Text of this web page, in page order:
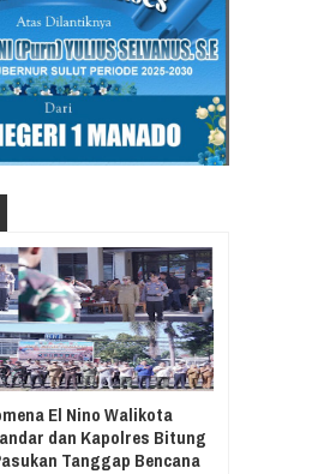
El Nino Walikota
dan Kapolres Bitung
Tanggap Bencana